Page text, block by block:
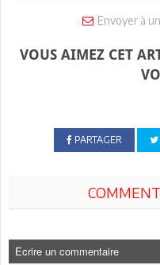
Envoyer à
VOUS AIMEZ CET
PARTAGER
Ecrire un commentaire